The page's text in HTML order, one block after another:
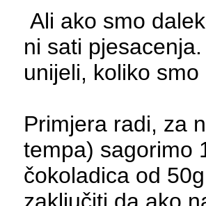
Ali ako smo
ni sati
unijeli, koliko
Primjera radi, za
tempa) sagorimo
čokoladica od
zaključiti da ako